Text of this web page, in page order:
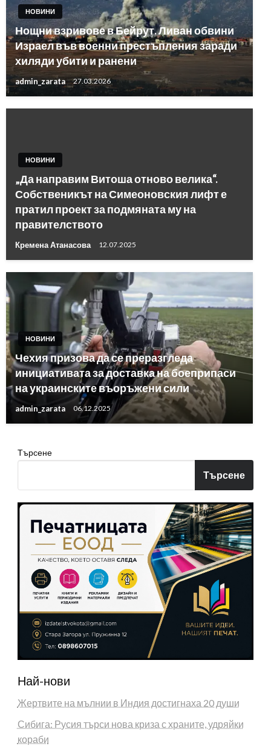
НОВИНИ
Нощни взривове в Бейрут. Ливан обвини
Израел във военни престъпления заради
хиляди убити и ранени
admin_zarata 27.03.2026
НОВИНИ
„Да направим Витоша отново велика“.
Собственикът на Симеоновския лифт е
пратил проект за подмяната му на
правителството
Кремена Атанасова 12.07.2025
НОВИНИ
Чехия призова да се преразгледа
инициативата за доставка на боеприпаси
на украинските въоръжени сили
admin_zarata 06.12.2025
Търсене
Търсене
Най-нови
Жертвите на мълнии в Индия достигнаха 20 души
Сибига: Русия търси нова криза с храните, удряйки
кораби